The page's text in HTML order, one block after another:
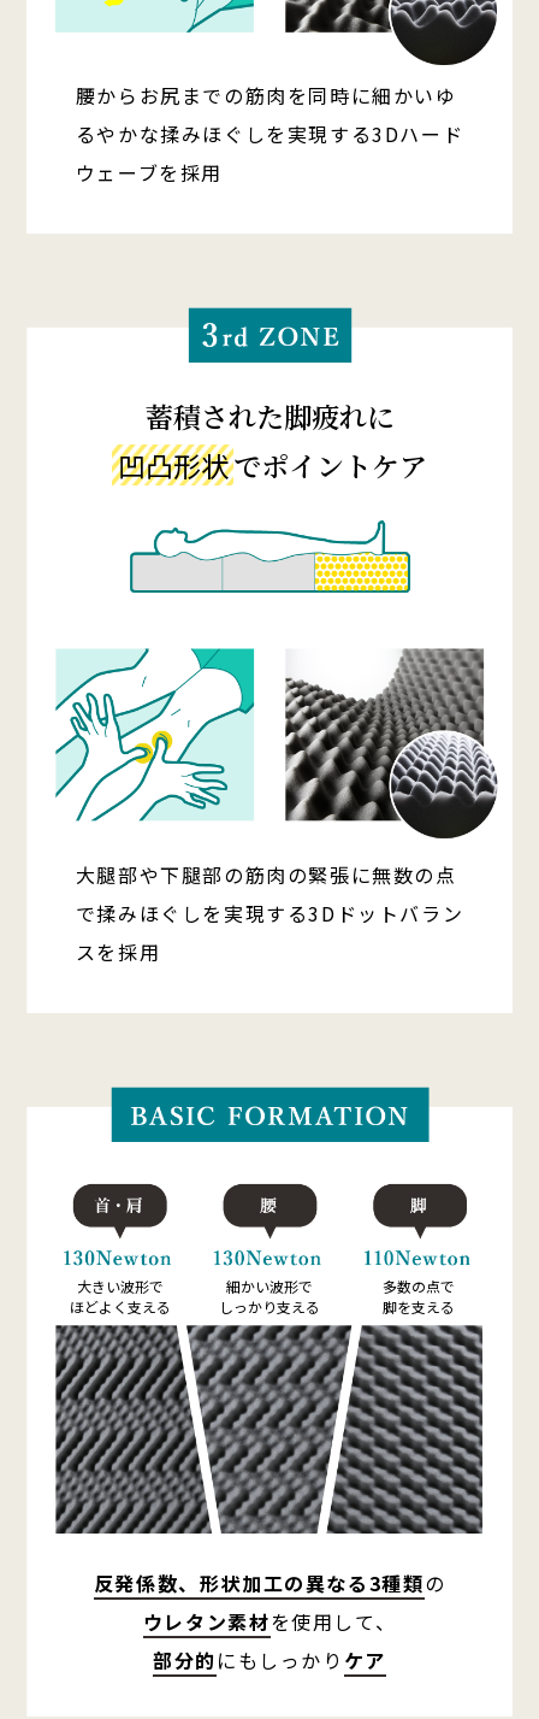
腰からお尻までの筋肉を同時に細かいゆ
るやかな揉みほぐしを実現する3Dハード
ウェーブを採用
蓄積された脚疲れに
凹凸形状でポイントケア
大腿部や下腿部の筋肉の緊張に無数の点
で揉みほぐしを実現する3Dドットバラン
スを採用
大きい波形で
ほどよく支える
細かい波形で
しっかり支える
多数の点で
脚を支える
反発係数、形状加工の異なる3種類の
ウレタン素材を使用して、
部分的にもしっかり ケア